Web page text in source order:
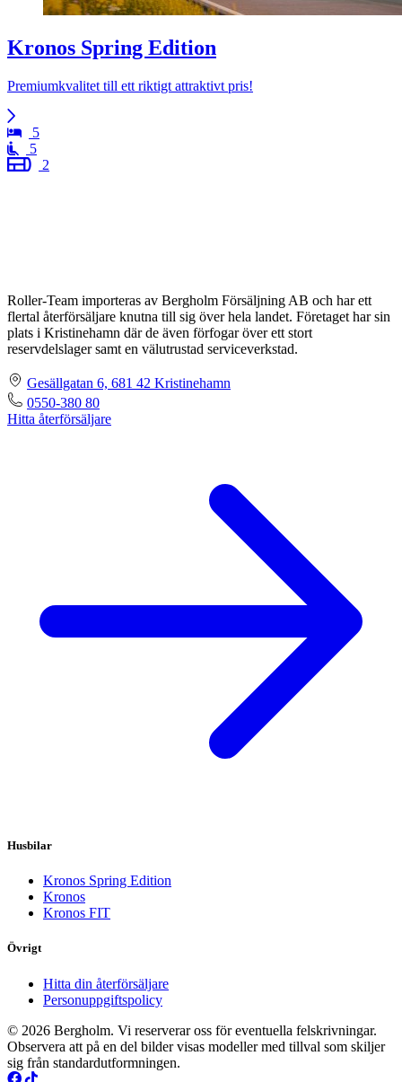
Kronos Spring Edition
Premiumkvalitet till ett riktigt attraktivt pris!
5
5
2
Roller-Team importeras av Bergholm Försäljning AB och har ett
flertal återförsäljare knutna till sig över hela landet. Företaget har sin
plats i Kristinehamn där de även förfogar över ett stort
reservdelslager samt en välutrustad serviceverkstad.
Gesällgatan 6, 681 42 Kristinehamn
0550-380 80
Hitta återförsäljare
Husbilar
Kronos Spring Edition
Kronos
Kronos FIT
Övrigt
Hitta din återförsäljare
Personuppgiftspolicy
© 2026 Bergholm. Vi reserverar oss för eventuella felskrivningar.
Observera att på en del bilder visas modeller med tillval som skiljer
sig från standardutformningen.